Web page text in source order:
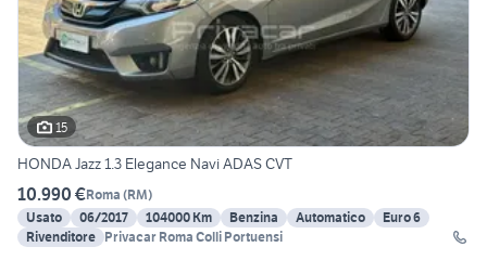
15
HONDA Jazz 1.3 Elegance Navi ADAS CVT
10.990 €Roma (RM)
Usato
06/2017 104000 Km Benzina Automatico
Euro 6
Rivenditore Privacar Roma Colli Portuensi